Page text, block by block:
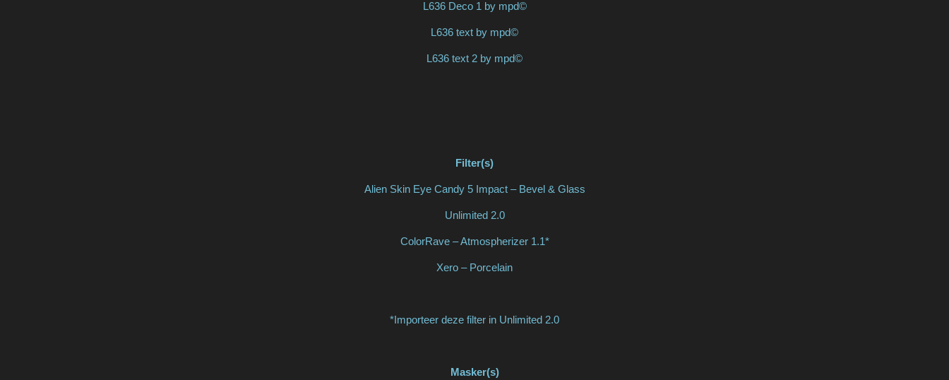
L636 Deco 1 by mpd©
L636 text by mpd©
L636 text 2 by mpd©
Filter(s)
Alien Skin Eye Candy 5 Impact – Bevel & Glass
Unlimited 2.0
ColorRave – Atmospherizer 1.1*
Xero – Porcelain
*Importeer deze filter in Unlimited 2.0
Masker(s)